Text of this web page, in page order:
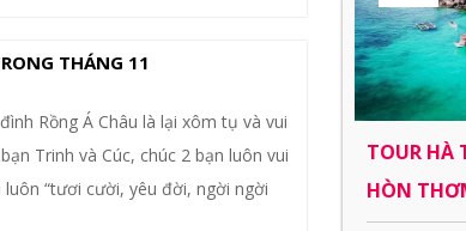
THÁNG 11
Rồng Á Châu là lại xôm tụ và vui
Trinh và Cúc, chúc 2 bạn luôn vui
“tươi cười, yêu đời, ngời ngời
TOUR HÀ
HÒN